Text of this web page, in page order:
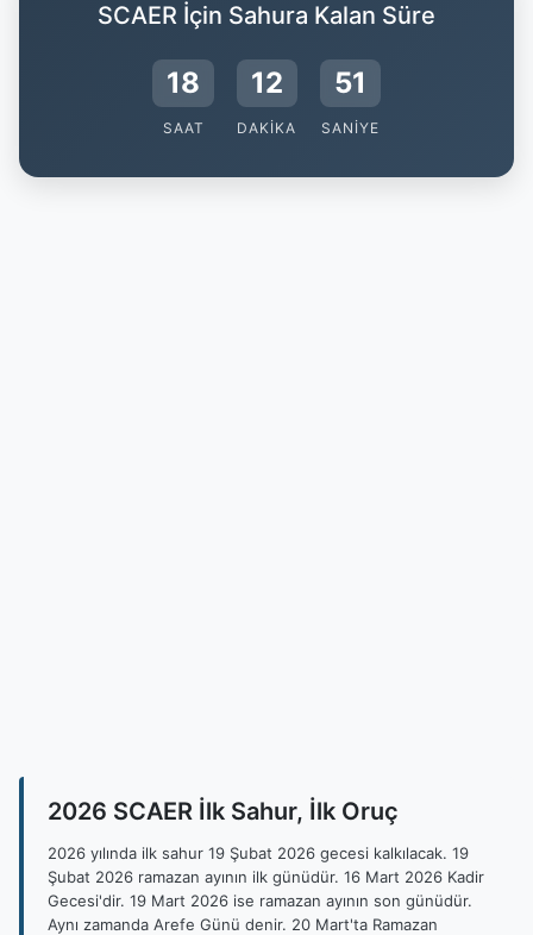
SCAER İçin Sahura Kalan Süre
18
SAAT
12
DAKIKA
51
SANIYE
2026 SCAER İlk Sahur, İlk Oruç
2026 yılında ilk sahur 19 Şubat 2026 gecesi kalkılacak. 19
Şubat 2026 ramazan ayının ilk günüdür. 16 Mart 2026 Kadir
Gecesi'dir. 19 Mart 2026 ise ramazan ayının son günüdür.
Aynı zamanda Arefe Günü denir. 20 Mart'ta Ramazan